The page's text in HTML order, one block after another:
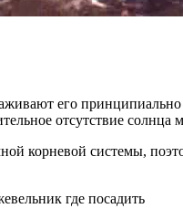
его
отсутствие
корневой системы,